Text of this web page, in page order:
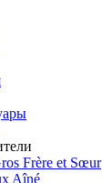
Frère et Sœur
Aîné